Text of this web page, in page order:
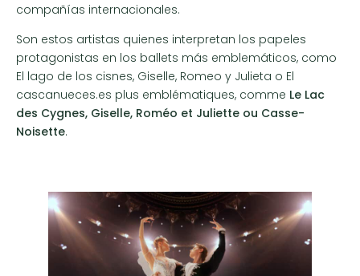
compañías internacionales.
Son estos artistas quienes interpretan los papeles
protagonistas en los ballets más emblemáticos, como
El lago de los cisnes, Giselle, Romeo y Julieta o El
cascanueces.es plus emblématiques, comme Le Lac
des Cygnes, Giselle, Roméo et Juliette ou Casse-
Noisette.